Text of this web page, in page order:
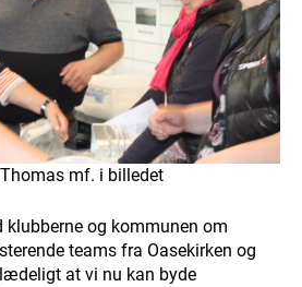
mf. i billedet
klubberne og kommunen om
teams fra Oasekirken og
at vi nu kan byde